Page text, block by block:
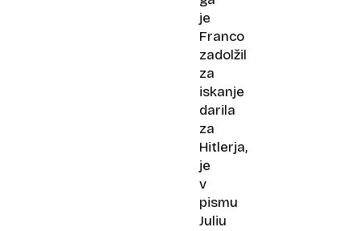
je
Franco
zadolžil
za
iskanje
darila
za
Hitlerja,
je
v
pismu
Juliu